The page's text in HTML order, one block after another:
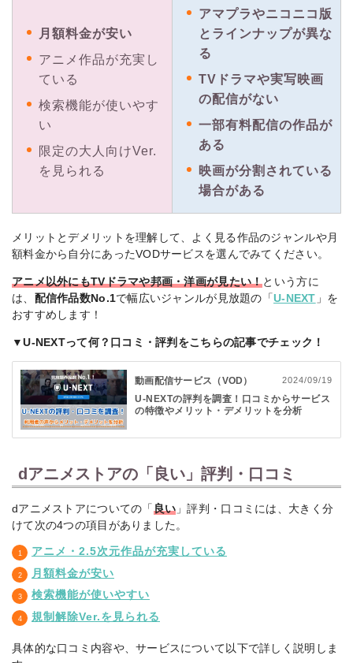
2017～2022年 オリコン顧客満足度®調査 定額制動画
配信 アニメ部門 第1位
月額料金が安い
アニメ作品が充実し
ている
検索機能が使いやす
い
限定の大人向けVer.
を見られる
アマプラやニコニコ版
とラインナップが異な
る
TVドラマや実写映画
の配信がない
一部有料配信の作品が
ある
映画が分割されている
場合がある
メリットとデメリットを理解して、よく見る作品のジャンルや月
額料金から自分にあったVODサービスを選んでみてください。
アニメ以外にもTVドラマや邦画・洋画が見たい！という方に
は、 配信作品数No.1で幅広いジャンルが見放題の「U-NEXT 」を
おすすめします！
▼U-NEXTって何？口コミ・評判をこちらの記事でチェック！
動画配信サービス（VOD） 2024/09/19
U-NEXTの評判を調査！口コミからサービス
の特徴やメリット・デメリットを分析
dアニメストアの「良い」評判・口コミ
dアニメストアについての「 良い 」評判・口コミには、大きく分
けて次の4つの項目がありました。
アニメ・2.5次元作品が充実している
月額料金が安い
検索機能が使いやすい
規制解除Ver.を見られる
具体的な口コミ内容や、サービスについて以下で詳しく説明しま